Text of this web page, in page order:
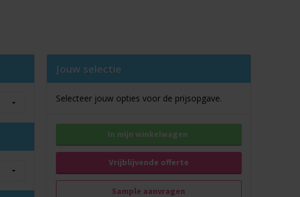
Jouw selectie
Selecteer jouw opties voor de prijsopgave.
In mijn winkelwagen
Vrijblijvende offerte
Sample aanvragen